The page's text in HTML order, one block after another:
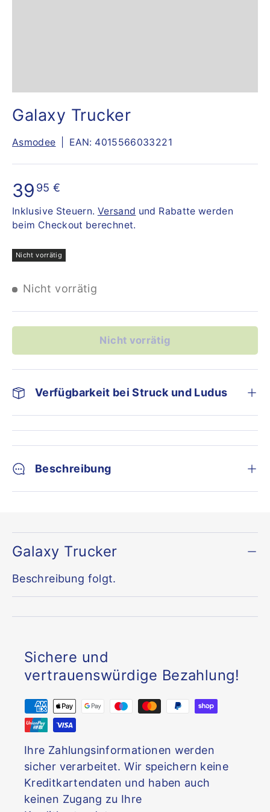
Galaxy Trucker
Asmodee EAN: 4015566033221
39 95 €
Inklusive Steuern. Versand und Rabatte werden
beim Checkout berechnet.
Nicht vorrätig
Nicht vorrätig
Nicht vorrätig
Verfügbarkeit bei Struck und Ludus
Beschreibung
Galaxy Trucker
Beschreibung folgt.
Sichere und
vertrauenswürdige Bezahlung!
Ihre Zahlungsinformationen werden
sicher verarbeitet. Wir speichern keine
Kreditkartendaten und haben auch
keinen Zugang zu Ihre